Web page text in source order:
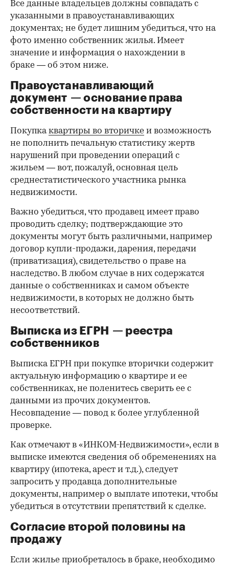
00:00 / 00:00
Все данные владельцев должны совпадать с
указанными в правоустанавливающих
документах; не будет лишним убедиться, что на
фото именно собственник жилья. Имеет
значение и информация о нахождении в
браке — об этом ниже.
Правоустанавливающий
документ — основание права
собственности на квартиру
Покупкаквартиры во вторичке и возможность
не пополнить печальную статистику жертв
нарушений при проведении операций с
жильем — вот, пожалуй, основная цель
среднестатистического участника рынка
недвижимости.
Важно убедиться, что продавец имеет право
проводить сделку; подтверждающие это
документы могут быть различными, например
договор купли-продажи, дарения, передачи
(приватизация), свидетельство о праве на
наследство. В любом случае в них содержатся
данные о собственниках и самом объекте
недвижимости, в которых не должно быть
несоответствий.
Выписка из ЕГРН — реестра
собственников
Выписка ЕГРН при покупке вторички содержит
актуальную информацию о квартире и ее
собственниках, не поленитесь сверить ее с
данными из прочих документов.
Несовпадение — повод к более углубленной
проверке.
Как отмечают в «ИНКОМ-Недвижимости», если в
выписке имеются сведения об обременениях на
квартиру (ипотека, арест и т.д.), следует
запросить у продавца дополнительные
документы, например о выплате ипотеки, чтобы
убедиться в отсутствии препятствий к сделке.
Согласие второй половины на
продажу
Если жилье приобреталось в браке, необходимо